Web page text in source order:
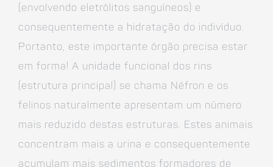
(envolvendo eletrólitos sanguíneos) e
consequentemente a hidratação do indivíduo.
Portanto, este importante órgão precisa estar
em forma! A unidade funcional dos rins
(estrutura principal) se chama Néfron e os
felinos naturalmente apresentam um número
mais reduzido destas estruturas. Estes animais
concentram mais a urina e consequentemente
acumulam mais sedimentos formadores de